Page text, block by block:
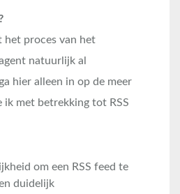
het proces van het
natuurlijk al
hier alleen in op de meer
ik met betrekking tot RSS
om een RSS feed te
duidelijk